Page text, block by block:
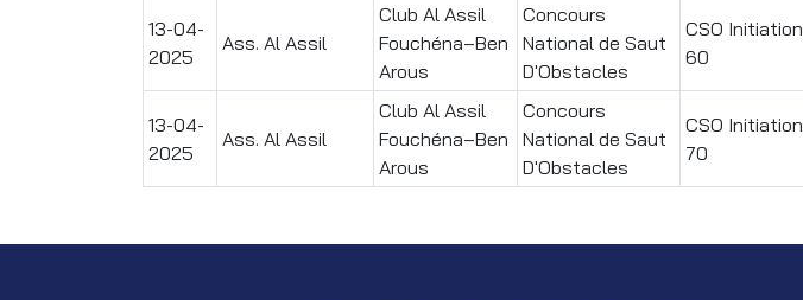
13-04-
2025
Ass. Al Assil
Club Al Assil
Fouchéna–Ben
Arous
Concours
National de Saut
D'Obstacles
CSO Initiation
60
13-04-
2025
Ass. Al Assil
Club Al Assil
Fouchéna–Ben
Arous
Concours
National de Saut
D'Obstacles
CSO Initiation
70